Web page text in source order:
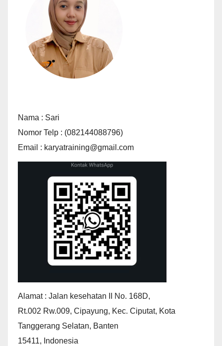
Nama : Sari
Nomor Telp : (082144088796)
Email : karyatraining@gmail.com
Alamat : Jalan kesehatan II No. 168D,
Rt.002 Rw.009, Cipayung, Kec. Ciputat, Kota
Tanggerang Selatan, Banten
15411, Indonesia